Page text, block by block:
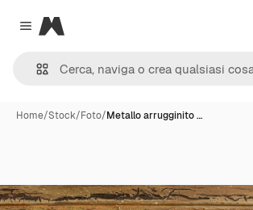
Close menu
Magnific
Home/Stock/Foto/Metallo arrugginito …